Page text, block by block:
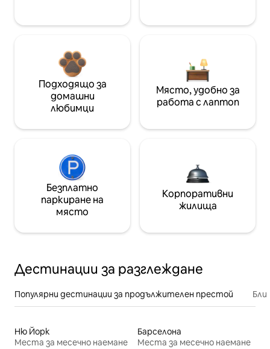
Подходящо за
домашни
любимци
Място, удобно за
работа с лаптоп
Безплатно
паркиране на
място
Корпоративни
жилища
Дестинации за разглеждане
Популярни дестинации за продължителен престой
Ню Йорк
Места за месечно наемане
Барселона
Места за месечно наемане